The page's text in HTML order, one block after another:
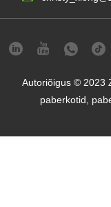
Autoriõigus © 2023
paberkotid,